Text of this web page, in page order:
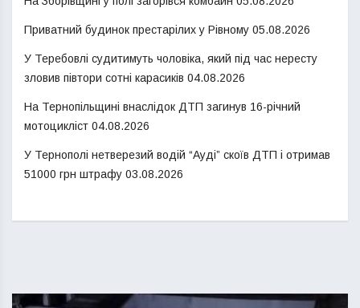
Приватний будинок престарілих у Рівному 05.08.2026
У Теребовлі судитимуть чоловіка, який під час нересту
зловив півтори сотні карасиків 04.08.2026
На Тернопільщині внаслідок ДТП загинув 16-річний
мотоцикліст 04.08.2026
У Тернополі нетверезий водій “Ауді” скоїв ДТП і отримав
51000 грн штрафу 03.08.2026